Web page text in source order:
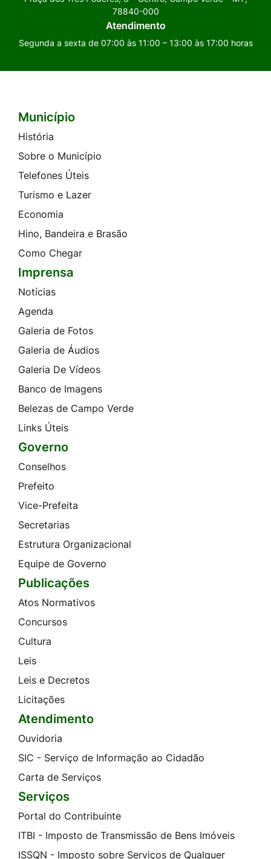
78840-000
Atendimento
Segunda a sexta de 07:00 às 11:00 – 13:00 às 17:00 horas
Seção do Rodapé e Contato
Município
História
Sobre o Município
Telefones Úteis
Turismo e Lazer
Economia
Hino, Bandeira e Brasão
Como Chegar
Imprensa
Notícias
Agenda
Galeria de Fotos
Galeria de Áudios
Galeria De Vídeos
Banco de Imagens
Belezas de Campo Verde
Links Úteis
Governo
Conselhos
Prefeito
Vice-Prefeita
Secretarias
Estrutura Organizacional
Equipe de Governo
Publicações
Atos Normativos
Concursos
Cultura
Leis
Leis e Decretos
Licitações
Atendimento
Ouvidoria
SIC - Serviço de Informação ao Cidadão
Carta de Serviços
Serviços
Portal do Contribuinte
ITBI - Imposto de Transmissão de Bens Imóveis
ISSQN - Imposto sobre Serviços de Qualquer